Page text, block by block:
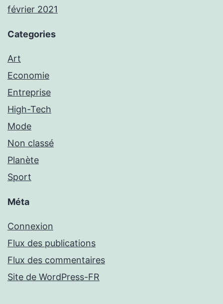
février 2021
Categories
Art
Economie
Entreprise
High-Tech
Mode
Non classé
Planète
Sport
Méta
Connexion
Flux des publications
Flux des commentaires
Site de WordPress-FR